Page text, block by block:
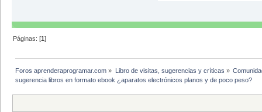
Páginas: [1]
Foros aprenderaprogramar.com » Libro de visitas, sugerencias y críticas »
sugerencia libros en formato ebook ¿aparatos electrónicos planos y de poco peso?